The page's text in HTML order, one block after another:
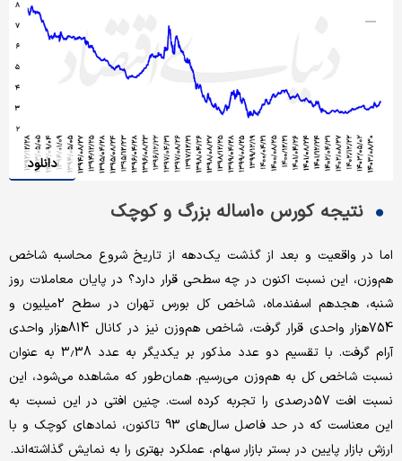
دانلود
نتیجه کورس 10ساله بزرگ و کوچک
اما در واقعیت و بعد از گذشت یک‌دهه‌‌‌ از تاریخ شروع محاسبه شاخص
هم‌‌‌‌‌‌‌‌‌‌‌‌‌‌‌‌‌‌‌‌‌وزن، این نسبت اکنون در چه سطحی قرار دارد؟ در پایان معاملات روز
شنبه، هجدهم اسفندماه، شاخص‌‌‌ کل بورس تهران در سطح 2میلیون و
754هزار واحدی قرار گرفت، شاخص هم‌‌‌‌‌‌‌‌‌‌‌‌‌‌‌‌‌‌‌‌‌وزن نیز در کانال 814هزار واحدی
آرام گرفت. با تقسیم دو عدد مذکور بر یکدیگر به عدد 3.38 به‌‌‌ عنوان
نسبت شاخص‌‌‌ کل به هم‌‌‌‌‌‌‌‌‌‌‌‌‌‌‌‌‌‌‌‌‌وزن می‌‌‌رسیم. همان‌طور که مشاهده می‌شود، این
نسبت افت 57درصدی را تجربه کرده‌‌‌ است. چنین افتی در این نسبت به
این معناست که در حد فاصل سال‌های 93 تاکنون، نمادهای کوچک‌‌‌‌‌‌‌‌‌‌‌‌‌‌‌‌‌‌‌‌‌ و با
ارزش بازار پایین در بستر بازار سهام، عملکرد بهتری را به نمایش گذاشته‌‌‌اند.